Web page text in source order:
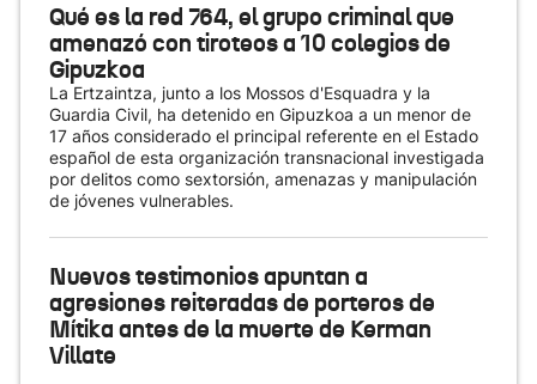
Qué es la red 764, el grupo criminal que
amenazó con tiroteos a 10 colegios de
Gipuzkoa
La Ertzaintza, junto a los Mossos d'Esquadra y la
Guardia Civil, ha detenido en Gipuzkoa a un menor de
17 años considerado el principal referente en el Estado
español de esta organización transnacional investigada
por delitos como sextorsión, amenazas y manipulación
de jóvenes vulnerables.
Nuevos testimonios apuntan a
agresiones reiteradas de porteros de
Mítika antes de la muerte de Kerman
Villate